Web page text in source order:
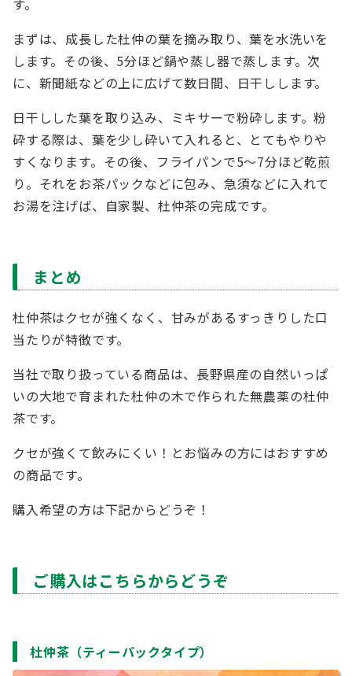
まずは、成長した杜仲の葉を摘み取り、葉を水洗いを
します。その後、5分ほど鍋や蒸し器で蒸します。次
に、新聞紙などの上に広げて数日間、日干しします。
日干しした葉を取り込み、ミキサーで粉砕します。粉
砕する際は、葉を少し砕いて入れると、とてもやりや
すくなります。その後、フライパンで5〜7分ほど乾煎
り。それをお茶パックなどに包み、急須などに入れて
お湯を注げば、自家製、杜仲茶の完成です。
まとめ
杜仲茶はクセが強くなく、甘みがあるすっきりした口
当たりが特徴です。
当社で取り扱っている商品は、長野県産の自然いっぱ
いの大地で育まれた杜仲の木で作られた無農薬の杜仲
茶です。
クセが強くて飲みにくい！とお悩みの方にはおすすめ
の商品です。
購入希望の方は下記からどうぞ！
ご購入はこちらからどうぞ
杜仲茶（ティーパックタイプ）